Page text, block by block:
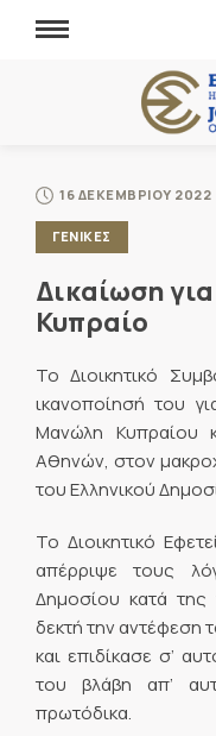
16 ΔΕΚΕΜΒΡΙΟΥ 2022
ΓΕΝΙΚΕΣ
Δικαίωση
Κυπραίο
Το Διοικητικό
ικανοποίησή του
Μανώλη Κυπραίου
Αθηνών, στον
του Ελληνικού
Το Διοικητικό
απέρριψε τους
Δημοσίου κατά
δεκτή την αντέφεση
και επιδίκασε σ’
του βλάβη απ’
πρωτόδικα.